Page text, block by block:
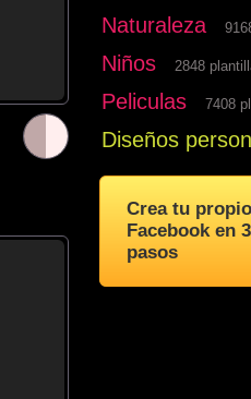
Naturaleza
Niños 2848
Peliculas 7408
Diseños
Crea tu
Facebook en
pasos